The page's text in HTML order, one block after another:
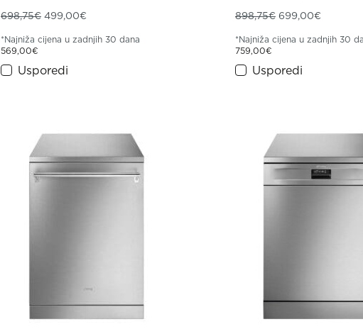
698,75€ Izvorna cijena bila je: 698,75€.
499,00€
*Najniža cijena u zadnjih 30 dana
569,00€
Usporedi
898,75€ Izvorna cijena
699,00€
*Najniža cijena u zadnjih 30
759,00€
Usporedi